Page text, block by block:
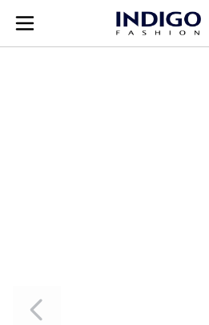
Прескачане към съдържанието